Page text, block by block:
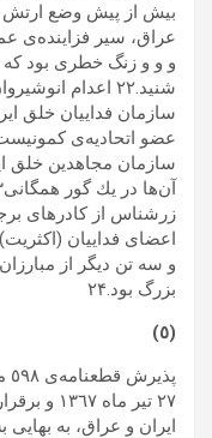
بيش از پيش وضع ارتش
عراق، سير فزاينده‌ى
و و و زنگ خطرى بود
شنيد.۲۲ اعدام
سازمان فداييان خلق
عضو اتحاديه‌ى
سازمان مجاهدين خلق
زرشناس از كادرهاى
اعضاى فداييان
بزرگ بود.۲۴
(٥)
٢٧ تير
ايران و عراق، به